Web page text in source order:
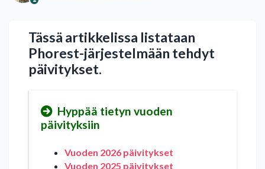
Tässä artikkelissa listataan
Phorest-järjestelmään tehdyt
päivitykset.
Hyppää tietyn vuoden
päivityksiin
Vuoden 2026 päivitykset
Vuoden 2025 päivitykset